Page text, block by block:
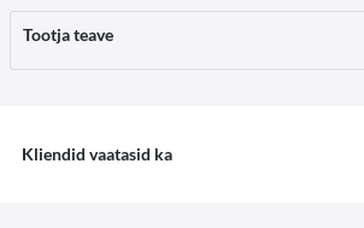
Tootja teave
Kliendid vaatasid ka